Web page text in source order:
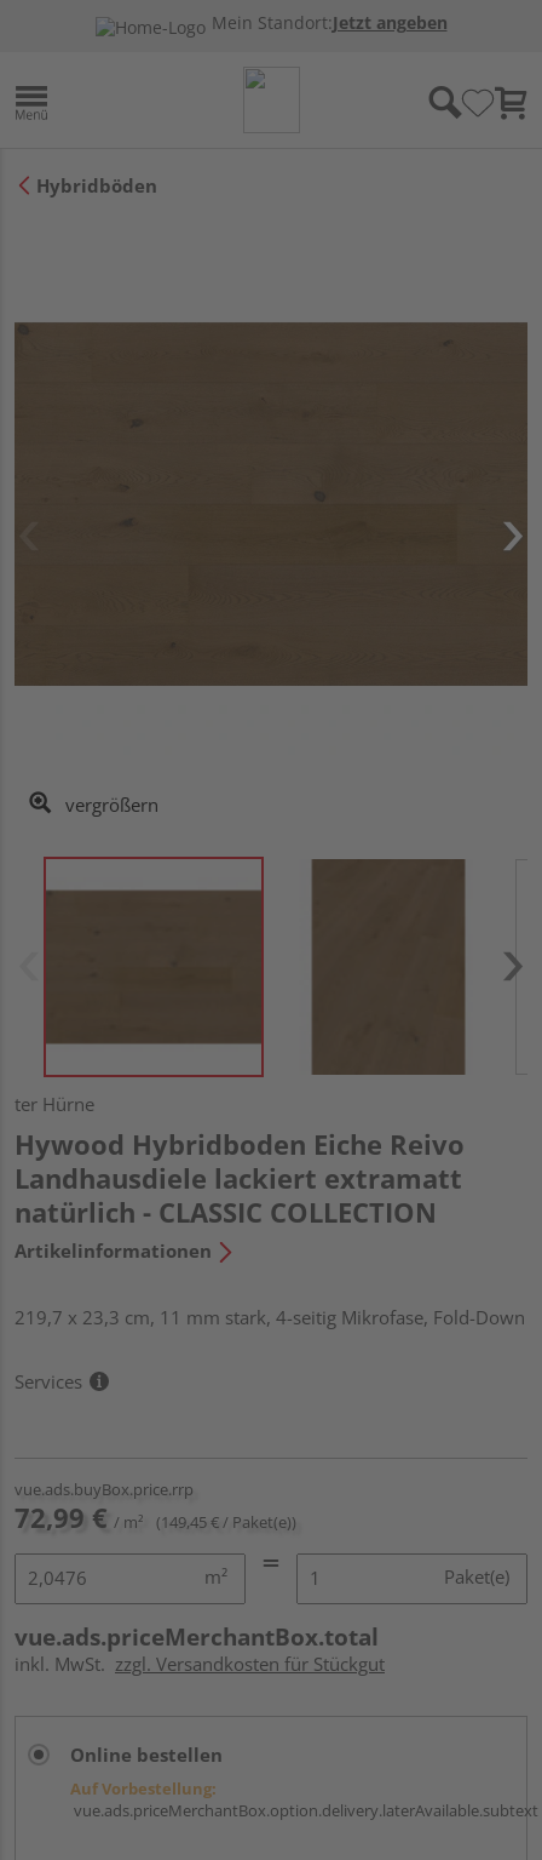
Mein Standort:Jetzt angeben
Hybridböden
vergrößern
ter Hürne
Hywood Hybridboden Eiche Reivo
Landhausdiele lackiert extramatt
natürlich - CLASSIC COLLECTION
Artikelinformationen
219,7 x 23,3 cm, 11 mm stark, 4-seitig Mikrofase, Fold-Down
Services
vue.ads.buyBox.price.rrp
72,99 € / m² (149,45 € / Paket(e))
m² Paket(e)
vue.ads.priceMerchantBox.total
inkl. MwSt. zzgl. Versandkosten für Stückgut
Online bestellen
Auf Vorbestellung:
vue.ads.priceMerchantBox.option.delivery.laterAvailable.subtext